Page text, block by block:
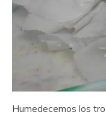
Humedecemos los